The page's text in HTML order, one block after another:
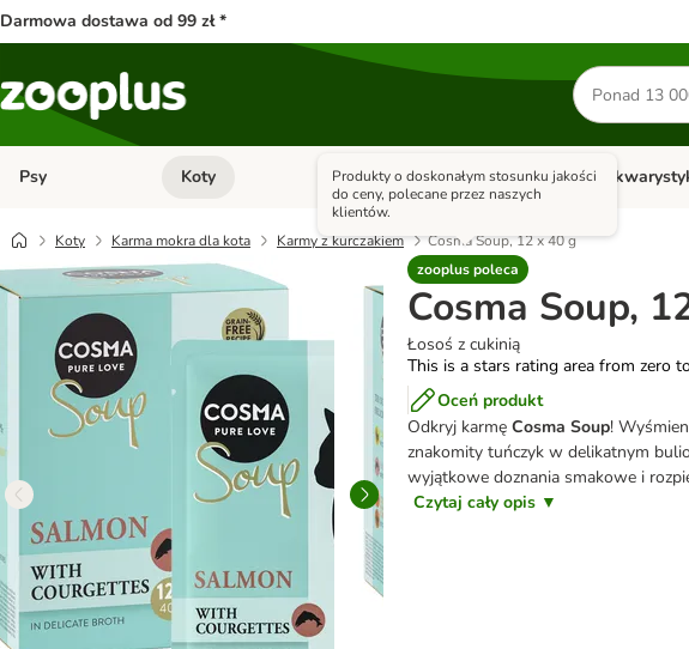
Darmowa dostawa od 99 zł *
Szukaj
produktów
Psy Otwórz menu kategorii: Psy
Koty Otwórz menu kategorii: Koty
Małe zwierzęta Otwórz menu
Koty Karma mokra dla kota Karmy z kurczakiem
Cosma Soup, 12 x 40 g
zooplus poleca
Produkty o doskonałym stosunku jakości
do ceny, polecane przez naszych
klientów.
Cosma Soup,
Łosoś z cukinią
This is a stars rating area from zero
Oceń produkt
Odkryj karmę Cosma Soup!
znakomity tuńczyk w delikatnym
wyjątkowe doznania smakowe i
Czytaj cały opis ▼